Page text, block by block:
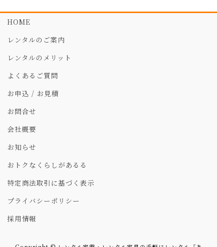
HOME
レンタルのご案内
レンタルのメリット
よくあるご質問
お申込 / お見積
お問合せ
会社概要
お知らせ
おトクなくらしがあるる
特定商法取引に基づく表示
プライバシーポリシー
採用情報